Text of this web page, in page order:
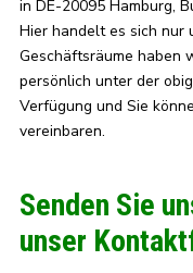
in DE-20095 Hamburg,
Hier handelt es sich nur
Geschäftsräume haben
persönlich unter der
Verfügung und Sie
vereinbaren.
Senden Sie
unser